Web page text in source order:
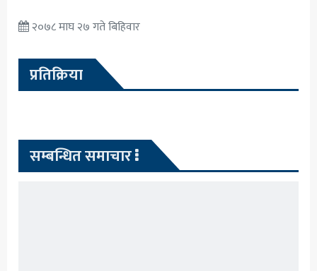
२०७८ माघ २७ गते बिहिवार
प्रतिक्रिया
सम्बन्धित समाचार